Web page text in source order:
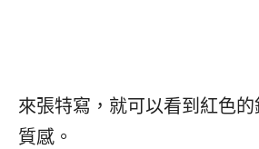
來張特寫，就可以看到紅色
質感。